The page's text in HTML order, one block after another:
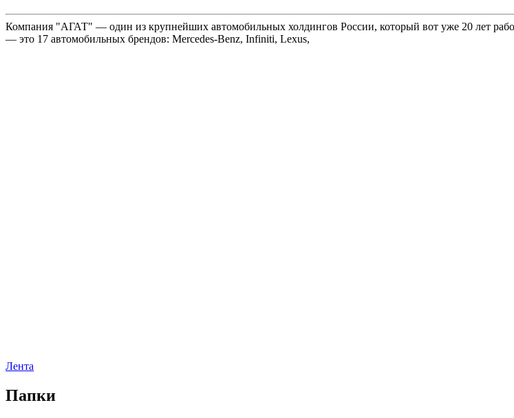
Компания "АГАТ" — один из крупнейших автомобильных холдингов России, который вот уже 20 лет
— это 17 автомобильных брендов: Mercedes-Benz, Infiniti, Lexus,
Лента
Папки